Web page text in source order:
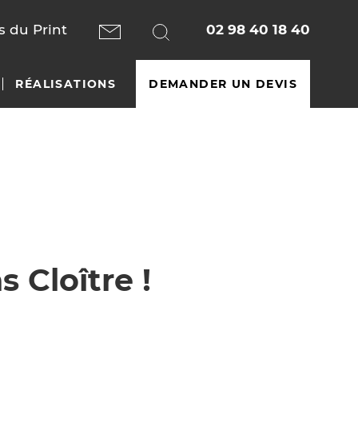
du Print 02 98 40 18 40
RÉALISATIONS DEMANDER UN DEVIS
Cloître !